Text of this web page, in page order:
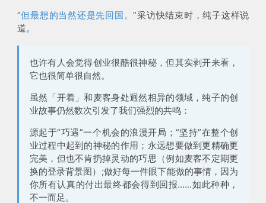
“但最想的当然还是先回国。”采访快结束时，纯子这样说
道。
也许有人会觉得创业很酷很神秘，但其实剥开来看，
它也很简单很自然。
虽然「开着」和麦客身处迥然相异的领域，纯子的创
业故事仍然数次引发了我们强烈的共鸣：
源起于“巧遇”一个机会的浪漫开局；“坚持”在整个创
业过程中起到的神秘的作用；永远想要做到更精确更
完美，但也不肯扔掉灵动的巧思（例如麦客不定期更
换的登录背景图）;做好每一件眼下能做的事情，因为
你所有认真的付出最终都会得到回报......如此种种，
不一而足。